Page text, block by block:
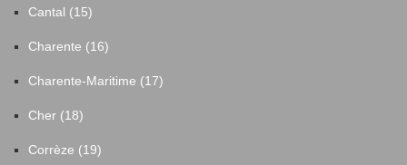
Cantal (15)
Charente (16)
Charente-Maritime (17)
Cher (18)
Corrèze (19)